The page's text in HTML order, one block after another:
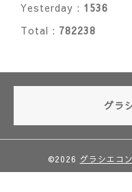
Yesterday : 1536
Total : 782238
グラ
©2026 グラシエコ